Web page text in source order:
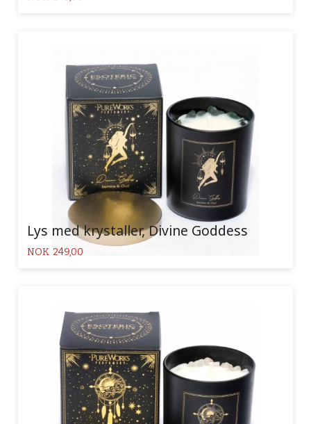
Lys med krystaller, Divine Goddess
Pris
NOK 249,00